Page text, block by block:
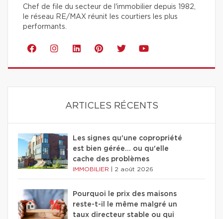
Chef de file du secteur de l'immobilier depuis 1982,
le réseau RE/MAX réunit les courtiers les plus
performants.
ARTICLES RÉCENTS
Les signes qu'une copropriété
est bien gérée… ou qu'elle
cache des problèmes
IMMOBILIER 2 août 2026
Pourquoi le prix des maisons
reste-t-il le même malgré un
taux directeur stable ou qui